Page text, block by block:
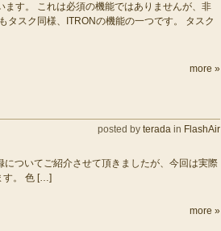
す。 これは必須の機能ではありませんが、非
タスク同様、ITRONの機能の一つです。 タスク
more »
posted by teradain FlashAir
ついてご紹介させて頂きましたが、今回は実際
す。 色 […]
more »